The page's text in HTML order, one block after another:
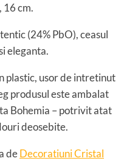
16 cm.
(24% PbO), ceasul
eleganta.
plastic, usor de intretinut
produsul este ambalat
Bohemia – potrivit atat
deosebite.
deDecoratiuni Cristal